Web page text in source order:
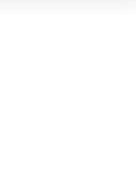
ve sizlere yönelik
kullanılacaktır.
ilişkin detaylı bilgi için Ayarlar